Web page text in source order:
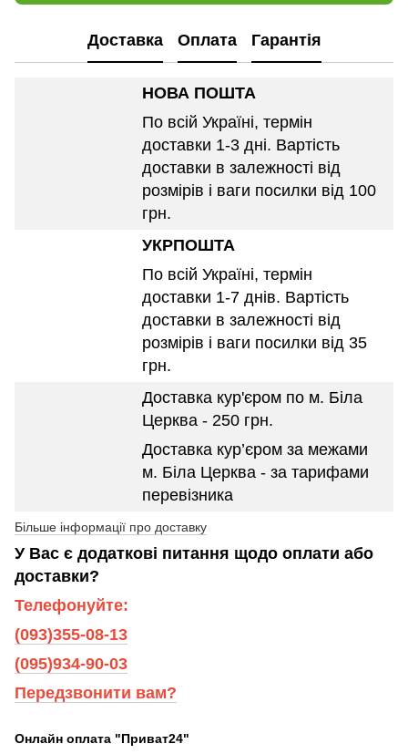
Доставка Оплата Гарантія
НОВА ПОШТА
По всій Україні, термін
доставки 1-3 дні. Вартість
доставки в залежності від
розмірів і ваги посилки від 100
грн.
УКРПОШТА
По всій Україні, термін
доставки 1-7 днів. Вартість
доставки в залежності від
розмірів і ваги посилки від 35
грн.
Доставка кур'єром по м. Біла
Церква - 250 грн.
Доставка кур’єром за межами
м. Біла Церква - за тарифами
перевізника
Більше інформації про доставку
У Вас є додаткові питання щодо оплати або
доставки?
Телефонуйте:
(093)355-08-13
(095)934-90-03
Передзвонити вам?
Онлайн оплата "Приват24"